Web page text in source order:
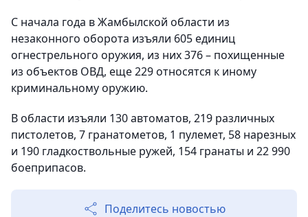
С начала года в Жамбылской области из
незаконного оборота изъяли 605 единиц
огнестрельного оружия, из них 376 – похищенные
из объектов ОВД, еще 229 относятся к иному
криминальному оружию.
В области изъяли 130 автоматов, 219 различных
пистолетов, 7 гранатометов, 1 пулемет, 58 нарезных
и 190 гладкоствольные ружей, 154 гранаты и 22 990
боеприпасов.
Поделитесь новостью